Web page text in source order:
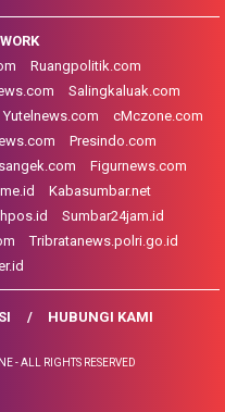
Ruangpolitik.com
Salingkaluak.com
Yutelnews.com
cMczone.com
Presindo.com
Figurnews.com
Kabasumbar.net
Sumbar24jam.id
Tribratanews.polri.go.id
HUBUNGI KAMI
- ALL RIGHTS RESERVED